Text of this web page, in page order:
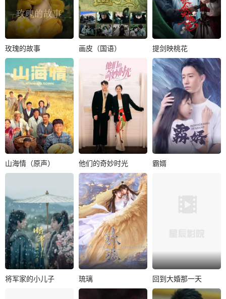
玫瑰的故事
刘亦菲
佟大为
林更新
出生于书香世家的
黄亦玫一路在呵护
中长大，从小便展
露出艺术天赋。..
玫瑰的故事 画皮（国语）
凌潇肃
薛凯琪
李宗翰
画皮（国语） 提剑映桃花
完颜洛绒
刘浩群
韩乐瑶
皇妃回桃花山庄省
亲，离奇薨于山庄
桃花林中，流浪剑
客燕十一有重大..
提剑映桃花
上世纪90年代以
来，西海固的农民
们在国家政策的号
召下，在福建的..
山海情（原声） 他们的奇妙时光
周洁琼
葛秋谷
李昊
女游戏设计师宋灵
灵意外被自己设计
的游戏NPC附身
后，被迫和“甲..
他们的奇妙时光 霸婿
霸婿
将军家的小儿子
将军家的小儿子 琉璃
琉璃 回到大婚那一天
柯颖 张瑞
回到大婚那一天